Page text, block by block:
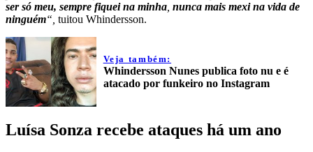
ser só meu, sempre fiquei na minha nunca mais mexi na vida de
ninguém“, tuitou Whindersson.
Veja também:
Whindersson Nunes publica foto nu e é
atacado por funkeiro no Instagram
Luísa Sonza recebe ataques há um ano